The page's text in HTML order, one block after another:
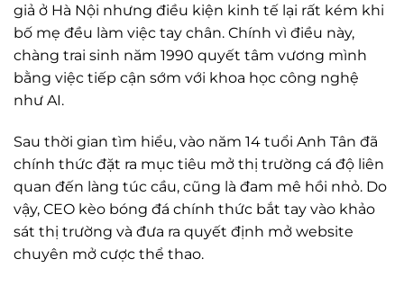
giả ở Hà Nội nhưng điều kiện kinh tế lại rất kém khi
bố mẹ đều làm việc tay chân. Chính vì điều này,
chàng trai sinh năm 1990 quyết tâm vương mình
bằng việc tiếp cận sớm với khoa học công nghệ
như AI.
Sau thời gian tìm hiểu, vào năm 14 tuổi Anh Tân đã
chính thức đặt ra mục tiêu mở thị trường cá độ liên
quan đến làng túc cầu, cũng là đam mê hồi nhỏ. Do
vậy, CEO kèo bóng đá chính thức bắt tay vào khảo
sát thị trường và đưa ra quyết định mở website
chuyên mở cược thể thao.